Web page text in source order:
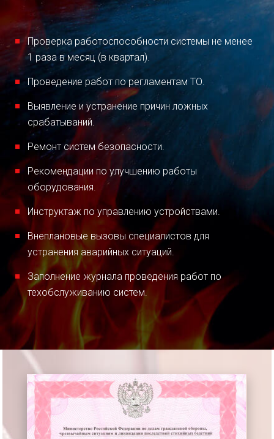
Проверка работоспособности системы не менее
1 раза в месяц (в квартал).
Проведение работ по регламентам ТО.
Выявление и устранение причин ложных
срабатываний.
Ремонт систем безопасности.
Рекомендации по улучшению работы
оборудования.
Инструктаж по управлению устройствами.
Внеплановые вызовы специалистов для
устранения аварийных ситуаций.
Заполнение журнала проведения работ по
техобслуживанию систем.